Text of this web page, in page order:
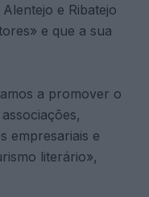
e Ribatejo
e que a sua
a promover o
empresariais e
literário»,